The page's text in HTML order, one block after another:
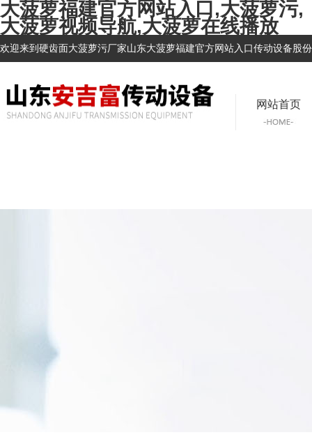
大菠萝福建官方网站入口,大菠萝污,
大菠萝视频导航,大菠萝在线播放
欢迎来到硬齿面大菠萝污厂家山东大菠萝福建官方网站入口传动设备股份有
网站首页